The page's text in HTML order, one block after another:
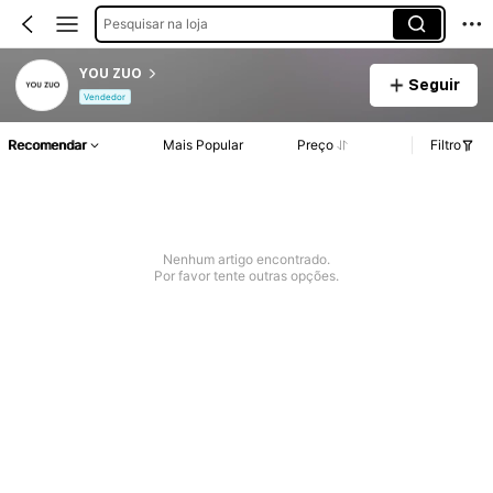
Pesquisar na loja
YOU ZUO
Vendedor
Seguir
Recomendar Mais Popular Preço Filtro
Nenhum artigo encontrado.
Por favor tente outras opções.